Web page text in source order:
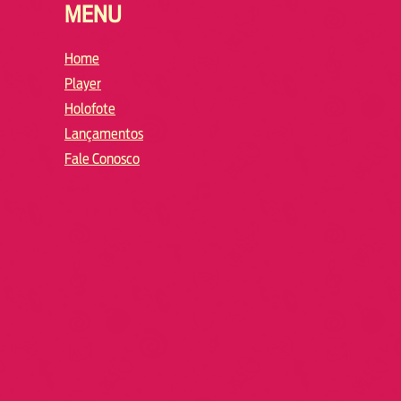
MENU
Home
Player
Holofote
Lançamentos
Fale Conosco